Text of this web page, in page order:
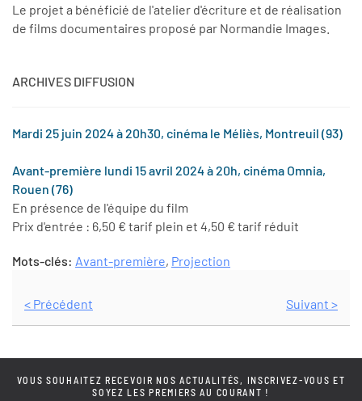
Le projet a bénéficié de l'atelier d'écriture et de réalisation
de films documentaires proposé par Normandie Images.
ARCHIVES DIFFUSION
Mardi 25 juin 2024 à 20h30, cinéma le Méliès, Montreuil (93)
Avant-première lundi 15 avril 2024 à 20h, cinéma Omnia,
Rouen (76)
En présence de l'équipe du film
Prix d'entrée : 6,50 € tarif plein et 4,50 € tarif réduit
Mots-clés: Avant-première, Projection
< Précédent Suivant >
VOUS SOUHAITEZ RECEVOIR NOS ACTUALITÉS, INSCRIVEZ-VOUS ET
SOYEZ LES PREMIERS AU COURANT !